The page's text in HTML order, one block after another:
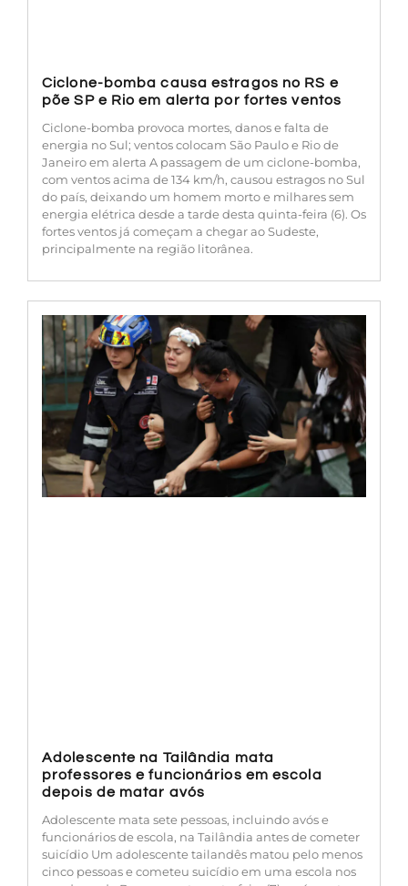
Ciclone-bomba causa estragos no RS e
põe SP e Rio em alerta por fortes ventos
Ciclone-bomba provoca mortes, danos e falta de
energia no Sul; ventos colocam São Paulo e Rio de
Janeiro em alerta A passagem de um ciclone-bomba,
com ventos acima de 134 km/h, causou estragos no Sul
do país, deixando um homem morto e milhares sem
energia elétrica desde a tarde desta quinta-feira (6). Os
fortes ventos já começam a chegar ao Sudeste,
principalmente na região litorânea.
Adolescente na Tailândia mata
professores e funcionários em escola
depois de matar avós
Adolescente mata sete pessoas, incluindo avós e
funcionários de escola, na Tailândia antes de cometer
suicídio Um adolescente tailandês matou pelo menos
cinco pessoas e cometeu suicídio em uma escola nos